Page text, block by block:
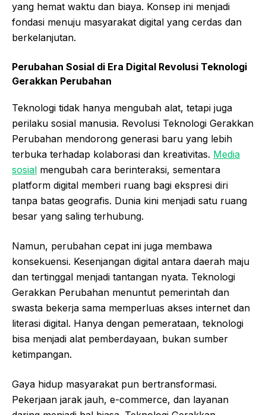
yang hemat waktu dan biaya. Konsep ini menjadi
fondasi menuju masyarakat digital yang cerdas dan
berkelanjutan.
Perubahan Sosial di Era Digital Revolusi Teknologi
Gerakkan Perubahan
Teknologi tidak hanya mengubah alat, tetapi juga
perilaku sosial manusia. Revolusi Teknologi Gerakkan
Perubahan mendorong generasi baru yang lebih
terbuka terhadap kolaborasi dan kreativitas. Media
sosial mengubah cara berinteraksi, sementara
platform digital memberi ruang bagi ekspresi diri
tanpa batas geografis. Dunia kini menjadi satu ruang
besar yang saling terhubung.
Namun, perubahan cepat ini juga membawa
konsekuensi. Kesenjangan digital antara daerah maju
dan tertinggal menjadi tantangan nyata. Teknologi
Gerakkan Perubahan menuntut pemerintah dan
swasta bekerja sama memperluas akses internet dan
literasi digital. Hanya dengan pemerataan, teknologi
bisa menjadi alat pemberdayaan, bukan sumber
ketimpangan.
Gaya hidup masyarakat pun bertransformasi.
Pekerjaan jarak jauh, e-commerce, dan layanan